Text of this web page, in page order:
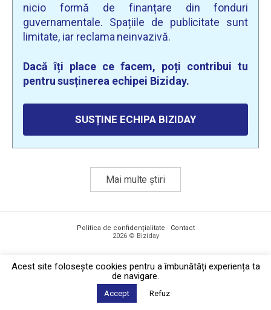
nicio formă de finanțare din fonduri
guvernamentale. Spațiile de publicitate sunt
limitate, iar reclama neinvazivă.
Dacă îți place ce facem, poți contribui tu
pentru susținerea echipei Biziday.
SUSȚINE ECHIPA BIZIDAY
Mai multe știri
Politica de confidențialitate · Contact
2026 © Biziday
Acest site foloseşte cookies pentru a îmbunătăți experiența ta
de navigare.
Accept Refuz